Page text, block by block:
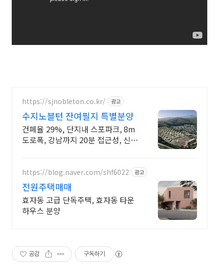
https://sjnobleton.co.kr/ 광고
수지노블턴 잔여필지 특별분양
건폐율 29%, 단지내 스포파크, 8m
도로폭, 강남까지 20분 접근성, 신축
https://blog.naver.com/shf6022 광고
전원주택매매
효자동 고급 단독주택, 효자동 타운
하우스 분양
공감 구독하기